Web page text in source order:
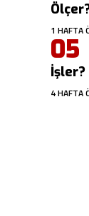
1 HAFTA
İşler?
4 HAFTA